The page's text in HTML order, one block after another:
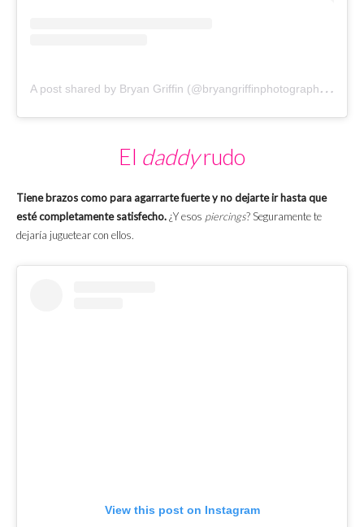
A
post shared by Bryan Griffin (@bryangriffinphotography)on
El daddyrudo
Tiene brazos como para agarrarte fuerte y no dejarte ir hasta que
esté completamente satisfecho.¿Y esos piercings? Seguramente te
dejaría juguetear con ellos.
View this post on Instagram